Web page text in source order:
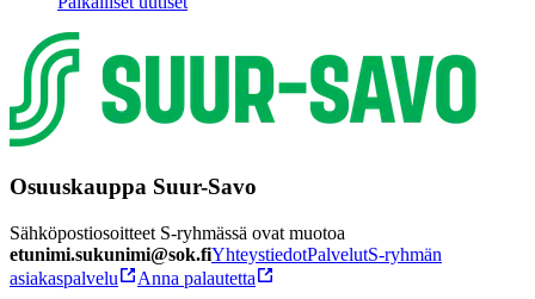
Osuuskauppa Suur-Savo
Sähköpostiosoitteet S-ryhmässä ovat muotoa
etunimi.sukunimi@sok.fiYhteystiedotPalvelutS-ryhmän
asiakaspalvelu
Anna palautetta